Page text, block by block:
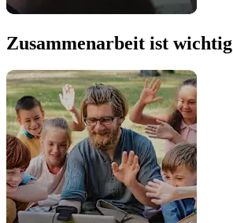
Zusammenarbeit ist wichtig